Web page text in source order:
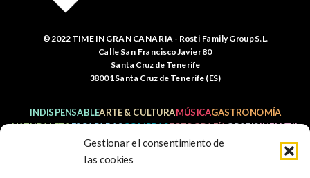
Gestionar el consentimiento de
las cookies
© 2022 TIME IN GRAN CANARIA - Rosti Family Group S.L.
Calle San Francisco Javier 80
Santa Cruz de Tenerife
38001 Santa Cruz de Tenerife (ES)
INDISPENSABLEARTE & CULTURAMÚSICAGASTRONOMÍA
NATURALEZAESCAPADASCOMPRASFOTOGRAFÍAGRATISINFANTIL